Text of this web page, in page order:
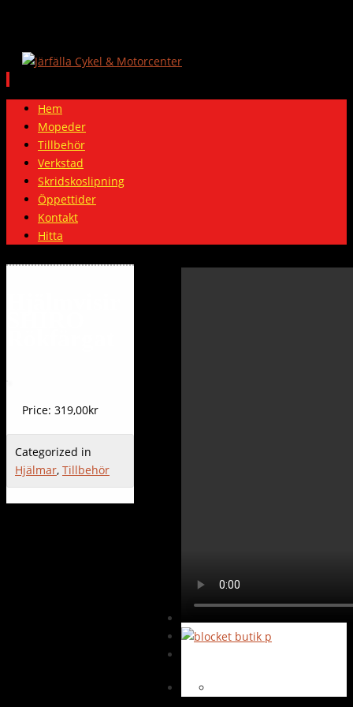
Skip
content
Hem
Mopeder
Tillbehör
Verkstad
Skridskoslipning
Öppettider
Kontakt
Hitta
Price: 319,00kr
Categorized in
Hjälmar, Tillbehör